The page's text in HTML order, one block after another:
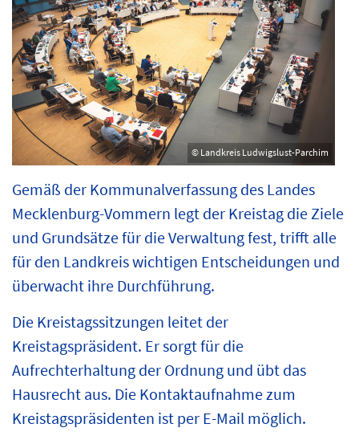
© Landkreis Ludwigslust-Parchim
Gemäß der Kommunalverfassung des Landes
Mecklenburg-Vommern legt der Kreistag die Ziele
und Grundsätze für die Verwaltung fest, trifft alle
für den Landkreis wichtigen Entscheidungen und
überwacht ihre Durchführung.
Die Kreistagssitzungen leitet der
Kreistagspräsident. Er sorgt für die
Aufrechterhaltung der Ordnung und übt das
Hausrecht aus. Die Kontaktaufnahme zum
Kreistagspräsidenten ist per E-Mail möglich.